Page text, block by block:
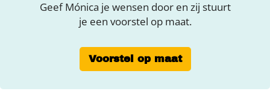
Geef Mónica je wensen door en zij stuurt
je een voorstel op maat.
Voorstel op maat